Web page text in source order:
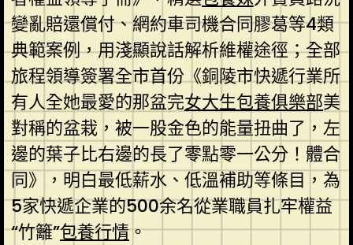
變亂賠還償付、網約車司機合同膠葛等4類
典範案例，用淺顯說話解析維權途徑；全部
旅程領導簽署全市首份《銅陵市快遞行業所
有人全她最愛的那盆完女大生包養俱樂部美
對稱的盆栽，被一股金色的能量扭曲了，左
邊的葉子比右邊的長了零點零一公分！體合
同》，明白最低薪水、低溫補助等條目，為
5家快遞企業的500余名從業職員扎牢權益
“竹籬”包養行情。